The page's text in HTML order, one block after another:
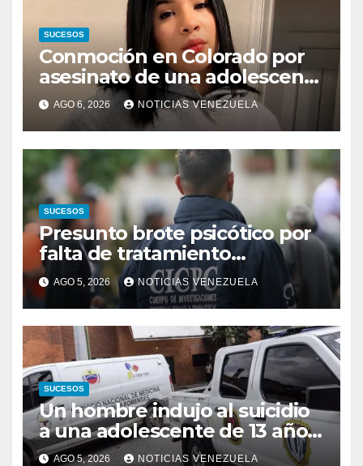
SUCESOS
Conmoción en Colorado por
asesinato de una adolescente
venezolana en reunión con
amigos
AGO 6, 2026 NOTICIAS VENEZUELA
SUCESOS
Presunto brote psicótico por
falta de tratamiento
desencadenó tragedia
familiar
AGO 5, 2026 NOTICIAS VENEZUELA
SUCESOS
Un hombre indujo al suicidio
a una adolescente de 13 años
tras abusar de ella
AGO 5, 2026 NOTICIAS VENEZUELA